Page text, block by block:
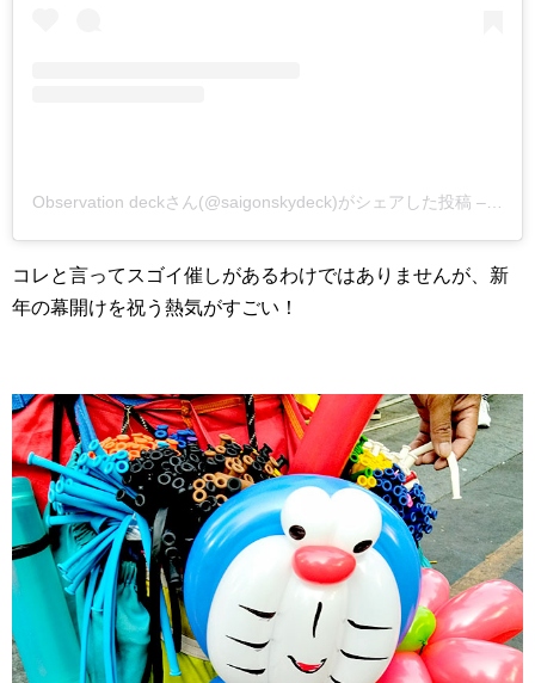
Observation deckさん(@saigonskydeck)がシェアした投稿 –
コレと言ってスゴイ催しがあるわけではありませんが、新
年の幕開けを祝う熱気がすごい！